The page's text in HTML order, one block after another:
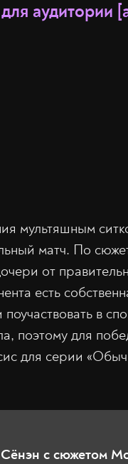
аудитории
мультяшным
матч. По
от
есть
в
поэтому для
для серии
с сюжетом